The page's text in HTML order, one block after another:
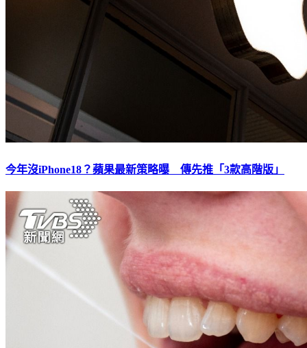
今年沒iPhone18？蘋果最新策略曝 傳先推「3款高階版」